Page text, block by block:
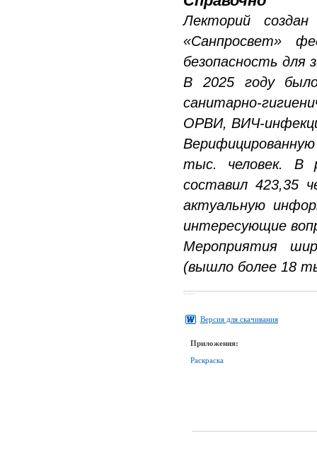
Лекторий
«Санпросвет»
безопасность для
В 2025 году
санитарно-
ОРВИ, ВИЧ-
тыс. человек. В
составил 423,35
актуальную
интересующие
Мероприятия
(вышло более 18
Версия для скачивания
Приложения:
Раскраска